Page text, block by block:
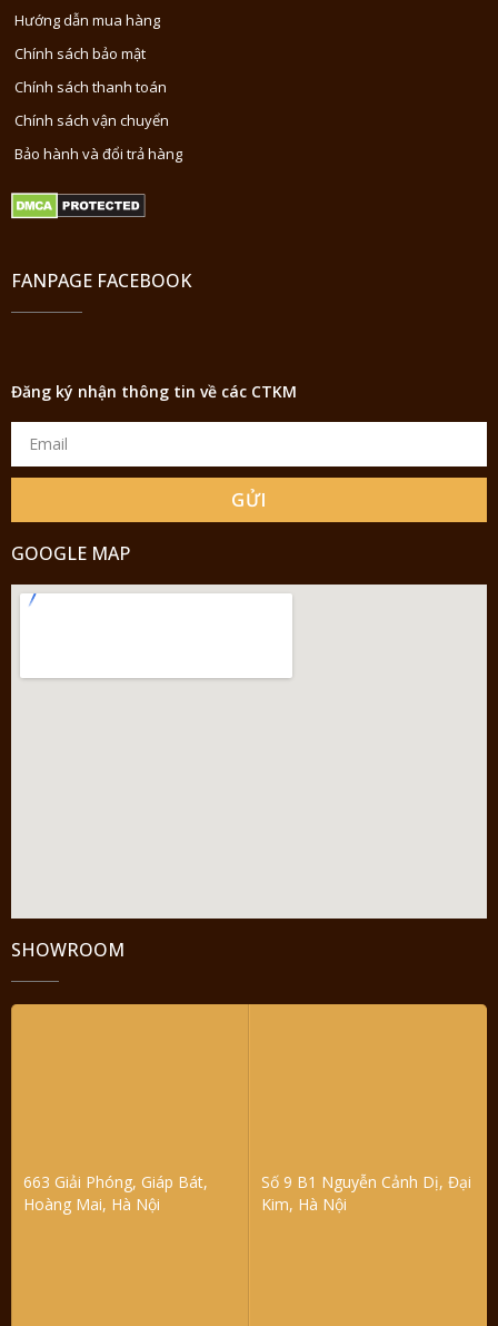
Hướng dẫn mua hàng
Chính sách bảo mật
Chính sách thanh toán
Chính sách vận chuyển
Bảo hành và đổi trả hàng
FANPAGE FACEBOOK
Đăng ký nhận thông tin về các CTKM
GỬI
GOOGLE MAP
SHOWROOM
663 Giải Phóng, Giáp Bát,
Hoàng Mai, Hà Nội
Số 9 B1 Nguyễn Cảnh Dị, Đại
Kim, Hà Nội